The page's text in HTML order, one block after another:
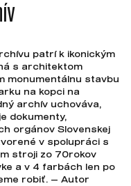
patrí k ikonickým
s architektom
monumentálnu stavbu
na kopci na
archív uchováva,
dokumenty,
orgánov Slovenskej
v spolupráci s
stroji zo 70rokov
a v 4 farbách len po
robiť. — Autor